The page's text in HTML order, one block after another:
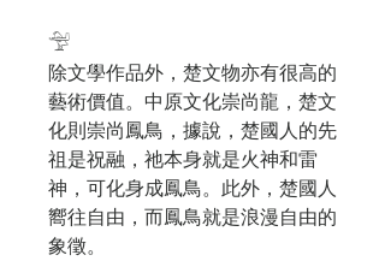
𓅴
除文學作品外，楚文物亦有很高的
藝術價值。中原文化崇尚龍，楚文
化則崇尚鳳鳥，據說，楚國人的先
祖是祝融，祂本身就是火神和雷
神，可化身成鳳鳥。此外，楚國人
嚮往自由，而鳳鳥就是浪漫自由的
象徵。